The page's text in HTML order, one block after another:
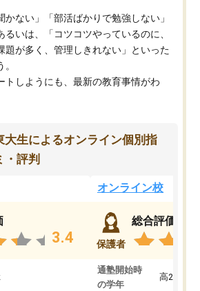
かない」「部活ばかりで勉強しない」
るいは、「コツコツやっているのに、
題が多く、管理しきれない」といった
トしようにも、最新の教育事情がわ
大生によるオンライン個別指
・評判
3.4
オンライン校
保護者
総合評価
通塾開始時
の学年
高2